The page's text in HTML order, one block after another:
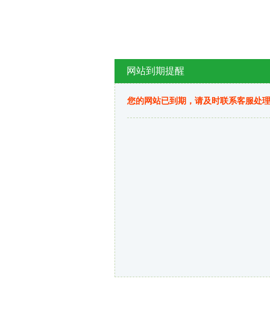
网站到期提醒
您的网站已到期，请及时联系客服处理